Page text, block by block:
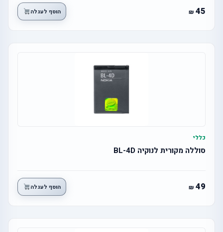
45 הוסף לעגלה
כללי
סוללה מקורית לנוקיה BL-4D
49 הוסף לעגלה